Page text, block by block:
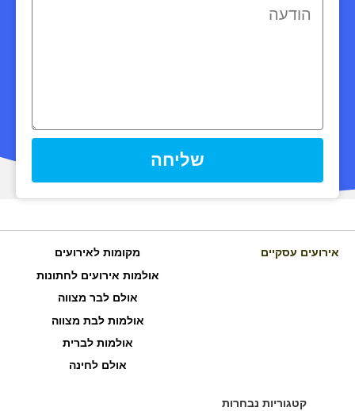
שליחה
אירועים עסקיים
מקומות לאירועים
אולמות אירועים לחתונות
אולם לבר מצווה
אולמות לבת מצווה
אולמות לברית
אולם לחינה
קטגוריות נבחרות